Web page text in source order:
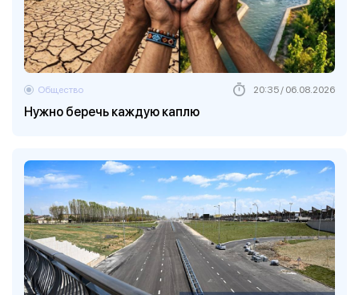
Нужно беречь каждую каплю
Общество 20:35 / 06.08.2026